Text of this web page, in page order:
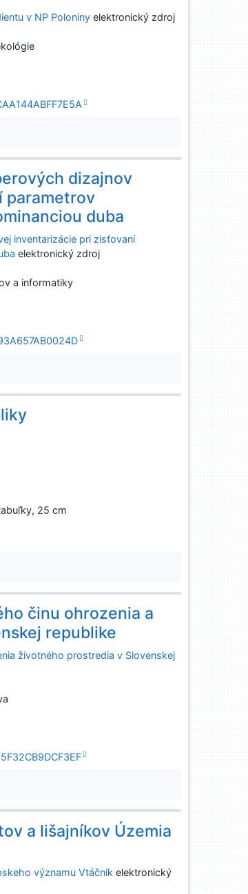
v NP Poloniny elektronický zdroj
dizajnov
parametrov
duba
inventarizácie pri zisťovaní
elektronický zdroj
a informatiky
25 cm
činu ohrozenia a
republike
životného prostredia v Slovenskej
a lišajníkov Územia
významu Vtáčnik elektronický